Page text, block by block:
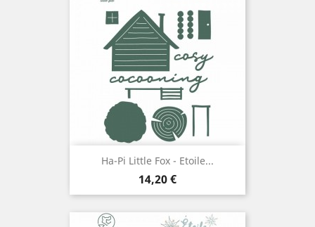
Ha-Pi Little Fox - Etoile...
Prix
14,20 €